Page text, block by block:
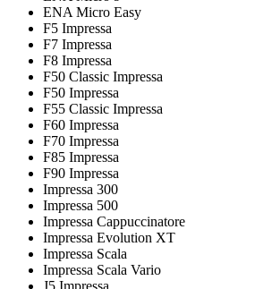
ENA Micro Easy
F5 Impressa
F7 Impressa
F8 Impressa
F50 Classic Impressa
F50 Impressa
F55 Classic Impressa
F60 Impressa
F70 Impressa
F85 Impressa
F90 Impressa
Impressa 300
Impressa 500
Impressa Cappuccinatore
Impressa Evolution XT
Impressa Scala
Impressa Scala Vario